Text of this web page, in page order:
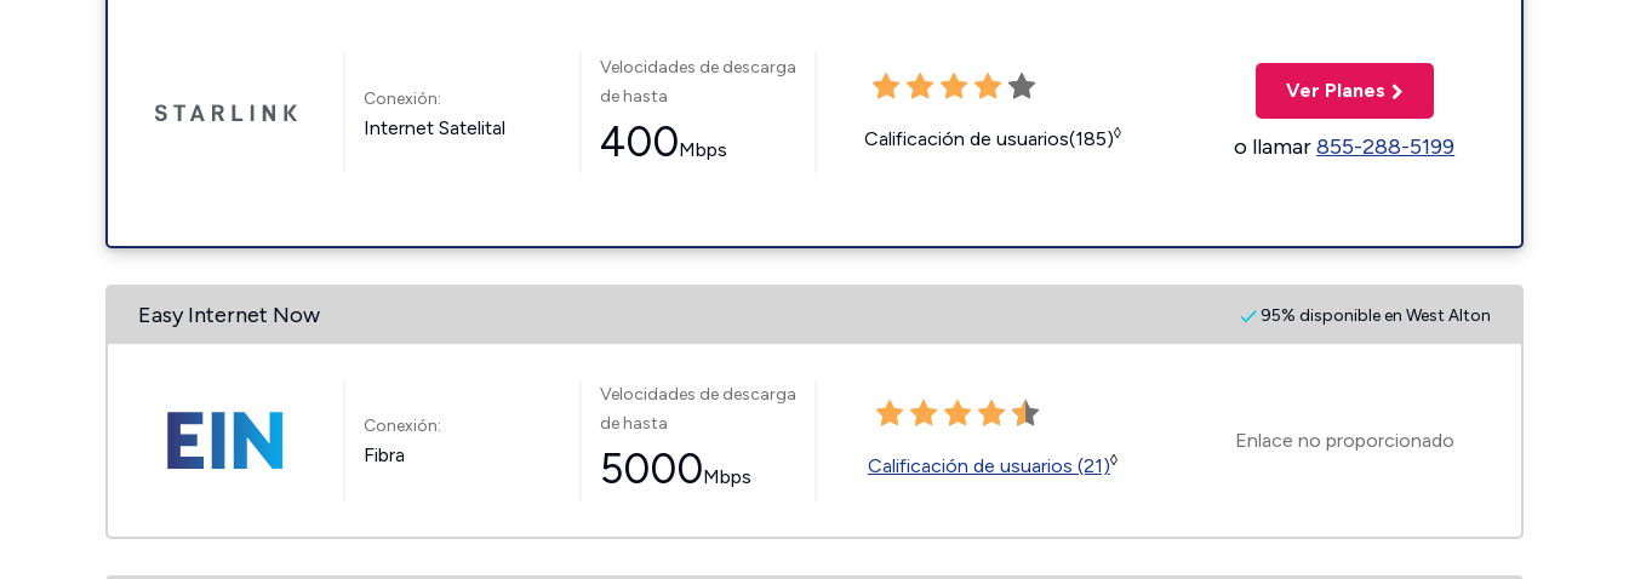
Conexión:
Internet Satelital
Velocidades de descarga
de hasta
400Mbps Calificación de usuarios(185)◊
Ver Planes
o llamar855-288-5199
Easy Internet Now 95% disponible en West Alton
Conexión:
Fibra
Velocidades de descarga
de hasta
5000Mbps Calificación de usuarios (21)◊
Enlace no proporcionado